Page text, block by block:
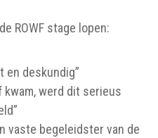
ROWF stage lopen:
en deskundig”
kwam, werd dit serieus
vaste begeleidster van de